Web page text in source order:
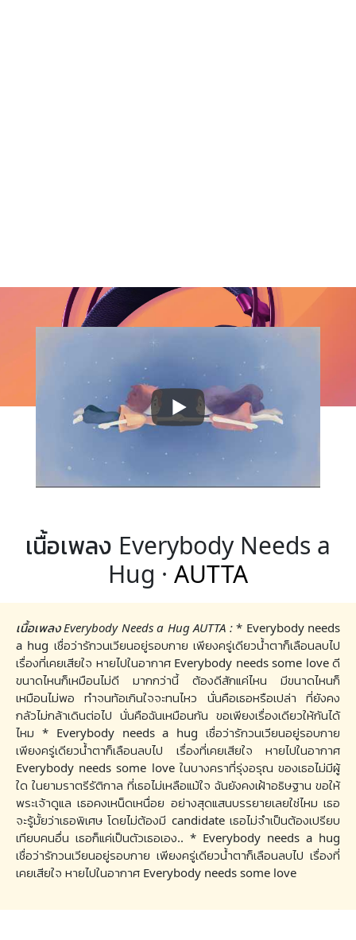
เนื้อเพลง Everybody Needs a
Hug · AUTTA
เนื้อเพลง Everybody Needs a Hug AUTTA :* Everybody needs
a hug เชื่อว่ารักวนเวียนอยู่รอบกาย เพียงครู่เดียวน้ำตาก็เลือนลบไป
เรื่องที่เคยเสียใจ หายไปในอากาศ Everybody needs some love ดี
ขนาดไหนก็เหมือนไม่ดี มากกว่านี้ ต้องดีสักแค่ไหน มีขนาดไหนก็
เหมือนไม่พอ ทำจนท้อเกินใจจะทนไหว นั่นคือเธอหรือเปล่า ที่ยังคง
กลัวไม่กล้าเดินต่อไป นั่นคือฉันเหมือนกัน ขอเพียงเรื่องเดียวให้กันได้
ไหม * Everybody needs a hug เชื่อว่ารักวนเวียนอยู่รอบกาย
เพียงครู่เดียวน้ำตาก็เลือนลบไป เรื่องที่เคยเสียใจ หายไปในอากาศ
Everybody needs some love ในบางคราที่รุ่งอรุณ ของเธอไม่มีผู้
ใด ในยามราตรีรัติกาล ที่เธอไม่เหลือแม้ใจ ฉันยังคงเฝ้าอธิษฐาน ขอให้
พระเจ้าดูแล เธอคงเหน็ดเหนื่อย อย่างสุดแสนบรรยายเลยใช่ไหม เธอ
จะรู้มั้ยว่าเธอพิเศษ โดยไม่ต้องมี candidate เธอไม่จำเป็นต้องเปรียบ
เทียบคนอื่น เธอก็แค่เป็นตัวเธอเอง.. * Everybody needs a hug
เชื่อว่ารักวนเวียนอยู่รอบกาย เพียงครู่เดียวน้ำตาก็เลือนลบไป เรื่องที่
เคยเสียใจ หายไปในอากาศ Everybody needs some love